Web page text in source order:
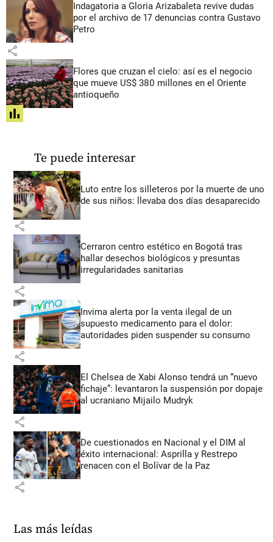
Indagatoria a Gloria Arizabaleta revive dudas
por el archivo de 17 denuncias contra Gustavo
Petro
share
Flores que cruzan el cielo: así es el negocio
que mueve US$ 380 millones en el Oriente
antioqueño
share
Te puede interesar
Luto entre los silleteros por la muerte de uno
de sus niños: llevaba dos días desaparecido
share
Cerraron centro estético en Bogotá tras
hallar desechos biológicos y presuntas
irregularidades sanitarias
share
Invima alerta por la venta ilegal de un
supuesto medicamento para el dolor:
autoridades piden suspender su consumo
share
El Chelsea de Xabi Alonso tendrá un “nuevo
fichaje”: levantaron la suspensión por dopaje
al ucraniano Mijailo Mudryk
share
De cuestionados en Nacional y el DIM al
éxito internacional: Asprilla y Restrepo
renacen con el Bolívar de la Paz
share
Las más leídas